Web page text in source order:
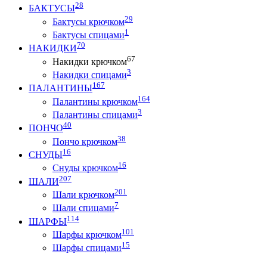
БАКТУСЫ28
Бактусы крючком29
Бактусы спицами1
НАКИДКИ70
Накидки крючком67
Накидки спицами3
ПАЛАНТИНЫ167
Палантины крючком164
Палантины спицами3
ПОНЧО40
Пончо крючком38
СНУДЫ16
Снуды крючком16
ШАЛИ207
Шали крючком201
Шали спицами7
ШАРФЫ114
Шарфы крючком101
Шарфы спицами15